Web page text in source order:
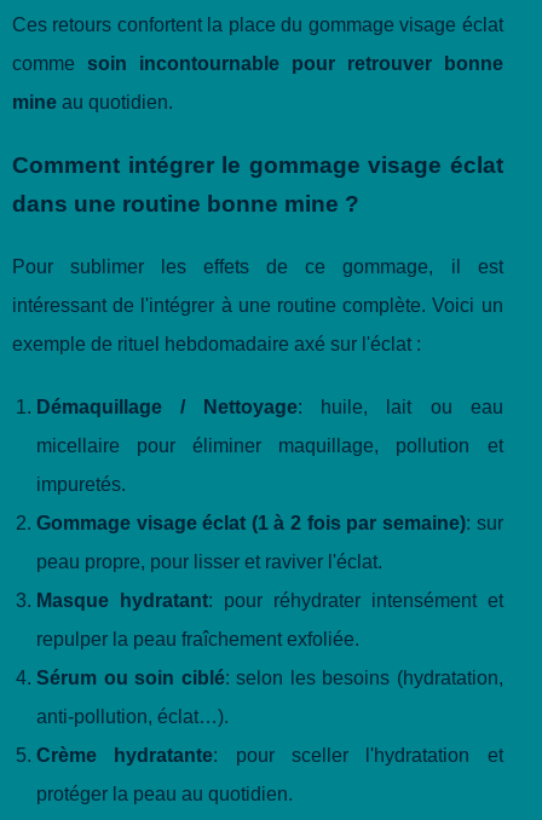
Ces retours confortent la place du gommage visage éclat
comme soin incontournable pour retrouver bonne
mine au quotidien.
Comment intégrer le gommage visage éclat
dans une routine bonne mine ?
Pour sublimer les effets de ce gommage, il est
intéressant de l'intégrer à une routine complète. Voici un
exemple de rituel hebdomadaire axé sur l'éclat :
Démaquillage / Nettoyage: huile, lait ou eau
micellaire pour éliminer maquillage, pollution et
impuretés.
Gommage visage éclat (1 à 2 fois par semaine): sur
peau propre, pour lisser et raviver l'éclat.
Masque hydratant: pour réhydrater intensément et
repulper la peau fraîchement exfoliée.
Sérum ou soin ciblé: selon les besoins (hydratation,
anti-pollution, éclat…).
Crème hydratante: pour sceller l'hydratation et
protéger la peau au quotidien.